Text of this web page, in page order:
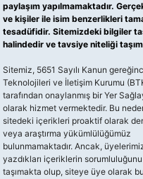
paylaşım yapılmamaktadır.
ve kişiler ile isim benzerlikleri
tesadüfidir. Sitemizdeki bilgiler
halindedir ve tavsiye niteliği
Sitemiz, 5651 Sayılı Kanun
Teknolojileri ve İletişim Kurumu
tarafından onaylanmış bir Yer
olarak hizmet vermektedir. Bu
sitedeki içerikleri proaktif olarak
veya araştırma yükümlülüğümüz
bulunmamaktadır. Ancak,
yazdıkları içeriklerin sorumluluğunu
taşımakta olup, siteye üye olarak bu